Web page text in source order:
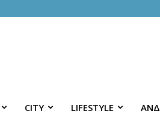
CITY LIFESTYLE